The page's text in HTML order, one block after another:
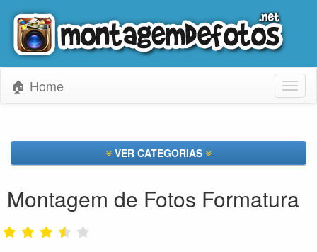
🏠 Home
VER CATEGORIAS
Montagem de Fotos Formatura